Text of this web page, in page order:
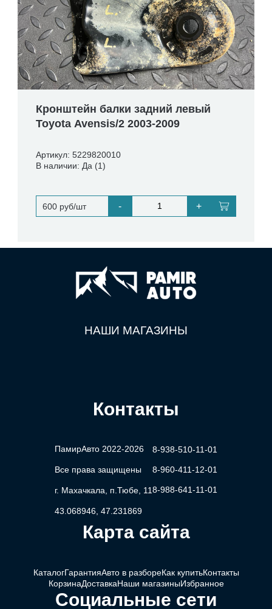
Кронштейн балки задний левый
Toyota Avensis/2 2003-2009
Артикул: 5229820010
В наличии: Да (1)
600 руб/шт - +
НАШИ МАГАЗИНЫ
Контакты
ПамирАвто 2022-2026
Все права защищены
г. Махачкала, п.Тюбе, 11
43.068946, 47.231869
8-938-510-11-01
8-960-411-12-01
8-988-641-11-01
Карта сайта
КаталогГарантияАвто в разбореКак купитьКонтакты
КорзинаДоставкаНаши магазиныИзбранное
Социальные сети